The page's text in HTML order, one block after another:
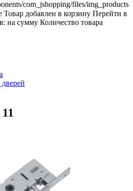
com_jshopping/files/img_products
Товар добавлен в корзину Перейти в
на сумму Количество товара